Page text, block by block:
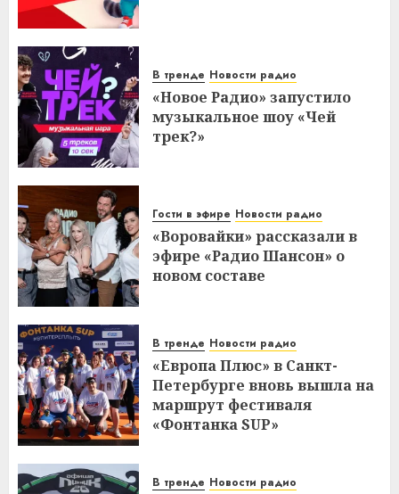
В тренде Новости радио
«Новое Радио» запустило
музыкальное шоу «Чей
трек?»
Гости в эфире Новости радио
«Воровайки» рассказали в
эфире «Радио Шансон» о
новом составе
В тренде Новости радио
«Европа Плюс» в Санкт-
Петербурге вновь вышла на
маршрут фестиваля
«Фонтанка SUP»
В тренде Новости радио